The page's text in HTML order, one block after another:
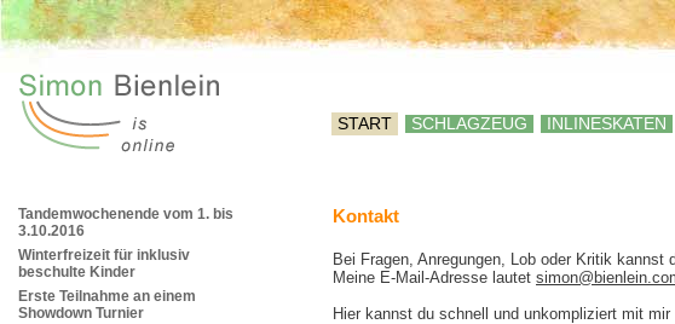
START SCHLAGZEUG INLINESKATEN
Tandemwochenende vom 1. bis
3.10.2016
Winterfreizeit für inklusiv
beschulte Kinder
Erste Teilnahme an einem
Showdown Turnier
Kontakt
Bei Fragen, Anregungen, Lob oder Kritik
Meine E-Mail-Adresse lautet
Hier kannst du schnell und unkompliziert mit